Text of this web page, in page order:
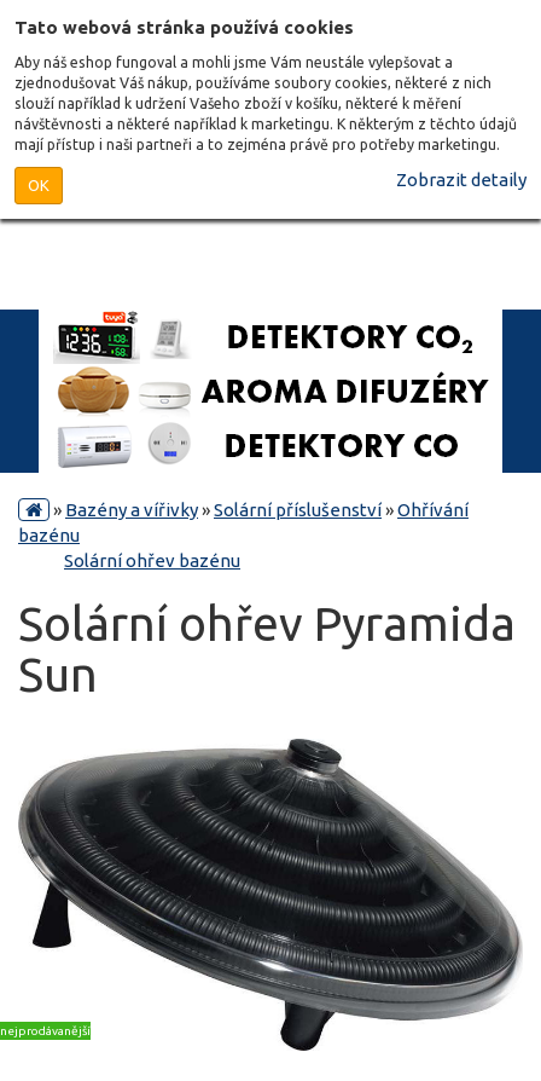
Tato webová stránka používá cookies
Aby náš eshop fungoval a mohli jsme Vám neustále vylepšovat a
zjednodušovat Váš nákup, používáme soubory cookies, některé z nich
slouží například k udržení Vašeho zboží v košíku, některé k měření
návštěvnosti a některé například k marketingu. K některým z těchto údajů
mají přístup i naši partneři a to zejména právě pro potřeby marketingu.
OK Zobrazit detaily
» Bazény a vířivky»Solární příslušenství»Ohřívání
bazénu
Solární ohřev bazénu
Solární ohřev Pyramida
Sun
nejprodávanější